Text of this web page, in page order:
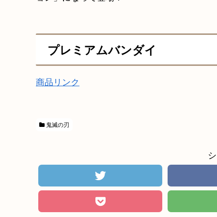
プレミアムバンダイ
商品リンク
鬼滅の刃